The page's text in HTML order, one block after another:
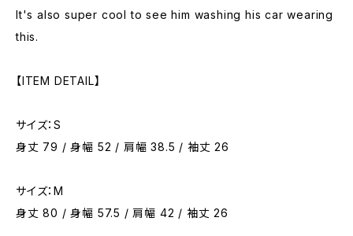
It's also super cool to see him washing his car wearing
this.
【ITEM DETAIL】
サイズ：S
身丈 79 / 身幅 52 / 肩幅 38.5 / 袖丈 26
サイズ：M
身丈 80 / 身幅 57.5 / 肩幅 42 / 袖丈 26